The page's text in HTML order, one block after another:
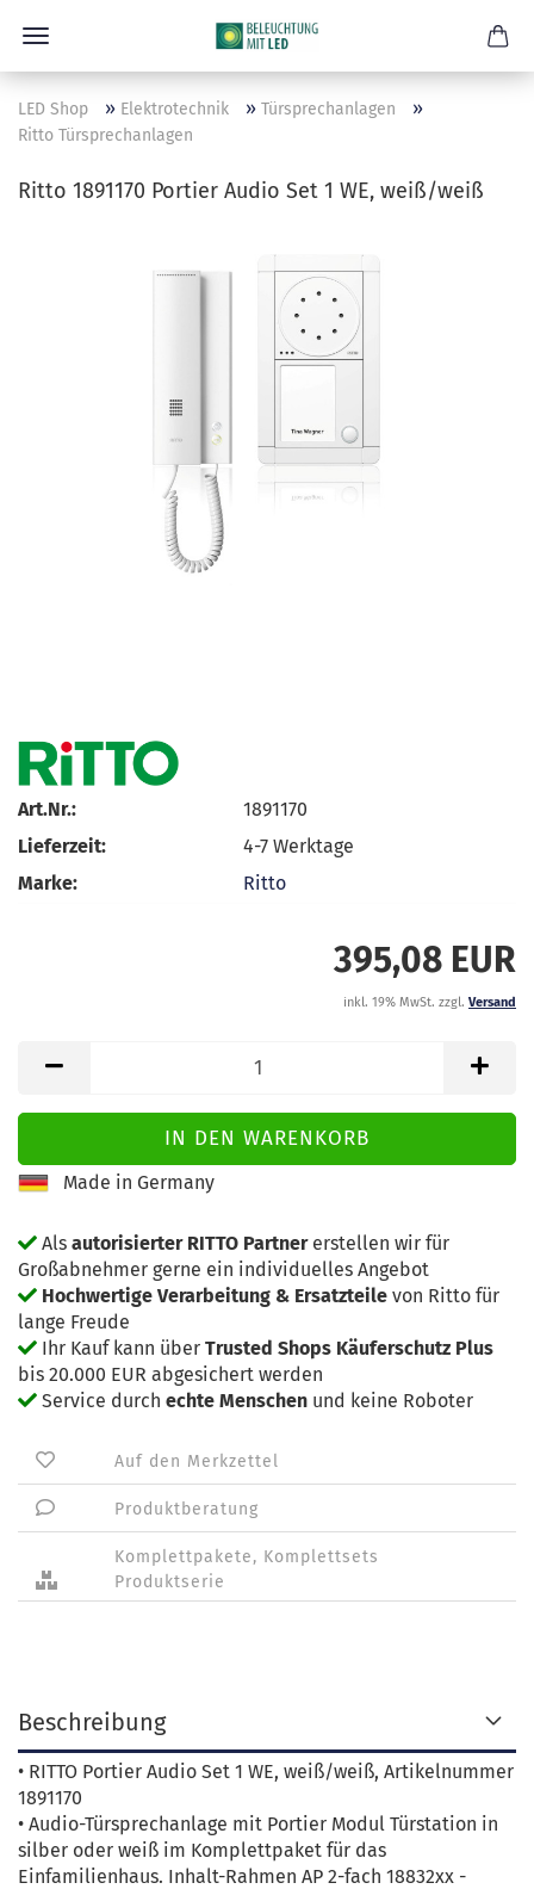
LED Shop » Elektrotechnik » Türsprechanlagen »
Ritto Türsprechanlagen
Ritto 1891170 Portier Audio Set 1 WE, weiß/weiß
Art.Nr.:
1891170
Lieferzeit:
4-7 Werktage
Marke:
Ritto
395,08 EUR
inkl. 19% MwSt. zzgl. Versand
Made in Germany
Als autorisierter RITTO Partnererstellen wir für
Großabnehmer gerne ein individuelles Angebot
Hochwertige Verarbeitung & Ersatzteile von Ritto für
lange Freude
Ihr Kauf kann über Trusted Shops Käuferschutz Plus
bis 20.000 EUR abgesichert werden
Service durch echte Menschen und keine Roboter
Auf den Merkzettel
Produktberatung
Komplettpakete, Komplettsets
Produktserie
Beschreibung
• RITTO Portier Audio Set 1 WE, weiß/weiß, Artikelnummer
1891170
• Audio-Türsprechanlage mit Portier Modul Türstation in
silber oder weiß im Komplettpaket für das
Einfamilienhaus. Inhalt-Rahmen AP 2-fach 18832xx -